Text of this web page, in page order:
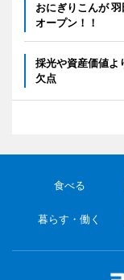
おにぎりこんが
オープン！！
採光や資産価値よ
欠点
食べる
暮らす・働く